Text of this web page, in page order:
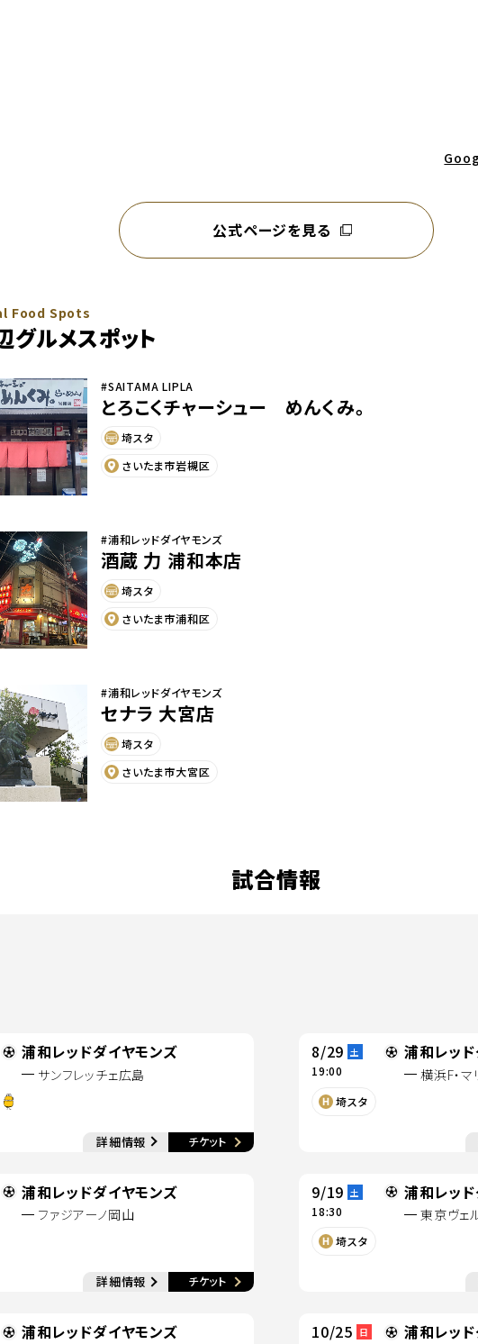
公式ページを見る別ウィンドウで開く
Food Spots
グルメスポット
#SAITAMA LIPLA
とろこくチャーシュー めんくみ。
埼スタ
さいたま市岩槻区
#浦和レッドダイヤモンズ
酒蔵 力 浦和本店
埼スタ
さいたま市浦和区
#浦和レッドダイヤモンズ
セナラ 大宮店
埼スタ
さいたま市大宮区
試合情報
浦和レッドダイヤモンズ
サンフレッチェ広島
ィンドウで開く
詳細情報
別ウィンドウで開く チケット 別ウィンドウで開く
8/29 土
19:00
浦和レッ
横浜F・マ
埼スタ別ウィンドウで開く
浦和レッドダイヤモンズ
ファジアーノ岡山
ィンドウで開く
詳細情報
別ウィンドウで開く チケット 別ウィンドウで開く
9/19 土
18:30
浦和レッ
東京ヴェ
埼スタ別ウィンドウで開く
浦和レッドダイヤモンズ 10/25 日 浦和レッ